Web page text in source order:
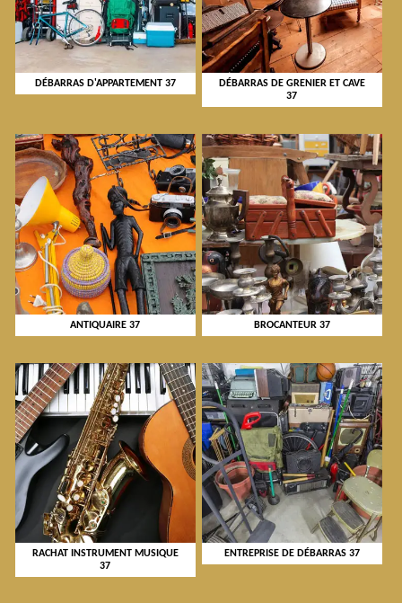
DÉBARRAS D'APPARTEMENT 37
DÉBARRAS DE GRENIER ET CAVE
37
ANTIQUAIRE 37 BROCANTEUR 37
RACHAT INSTRUMENT MUSIQUE
37
ENTREPRISE DE DÉBARRAS 37